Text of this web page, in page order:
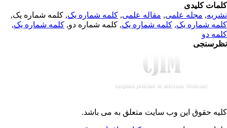
کلیدی
,مجله علمی, مقاله علمی, کلمه شماره یک, کلمه شماره یک,
شماره یک,کلمه شماره یک, کلمه شماره دو,کلمه شماره یک,
دو
حقوق این وب سایت متعلق بهمی باشد.